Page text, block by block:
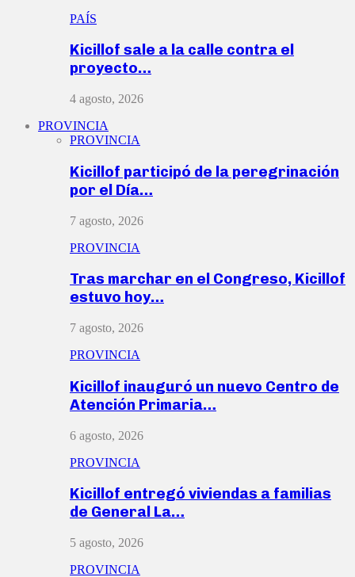
PAÍS
Kicillof sale a la calle contra el
proyecto…
4 agosto, 2026
PROVINCIA
PROVINCIA
Kicillof participó de la peregrinación
por el Día…
7 agosto, 2026
PROVINCIA
Tras marchar en el Congreso, Kicillof
estuvo hoy…
7 agosto, 2026
PROVINCIA
Kicillof inauguró un nuevo Centro de
Atención Primaria…
6 agosto, 2026
PROVINCIA
Kicillof entregó viviendas a familias
de General La…
5 agosto, 2026
PROVINCIA